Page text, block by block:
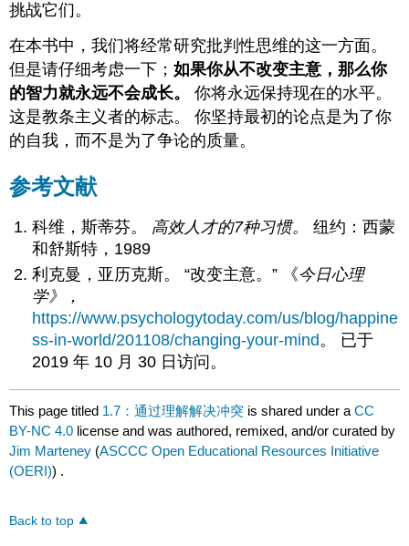
挑战它们。
在本书中，我们将经常研究批判性思维的这一方面。
但是请仔细考虑一下；如果你从不改变主意，那么你
的智力就永远不会成长。你将永远保持现在的水平。
这是教条主义者的标志。 你坚持最初的论点是为了你
的自我，而不是为了争论的质量。
参考文献
科维，斯蒂芬。 高效人才的7种习惯。纽约：西蒙
和舒斯特，1989
利克曼，亚历克斯。 “改变主意。” 《今日心理
学》，
https://www.psychologytoday.com/us/blog/happine
ss-in-world/201108/changing-your-mind。 已于
2019 年 10 月 30 日访问。
This page titled 1.7：通过理解解决冲突 is shared under aCC
BY-NC 4.0 license and was authored, remixed, and/or curated by
Jim Marteney (ASCCC Open Educational Resources Initiative
(OERI)) .
Back to top